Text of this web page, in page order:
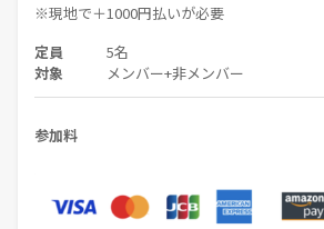
※現地で＋1000円払いが必要
定員 5名
対象 メンバー+非メンバー
参加料